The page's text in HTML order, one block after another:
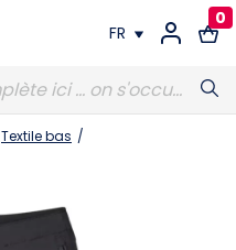
FR
FR
0
Textile bas /